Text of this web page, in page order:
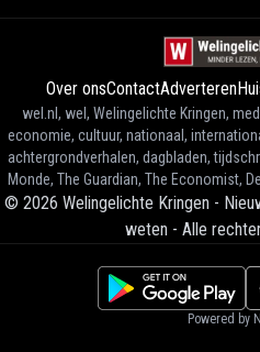
Over onsContactAdverteren
wel.nl, wel, Welingelichte Kringen,
economie, cultuur, nationaal,
achtergrondverhalen, dagbladen,
Monde, The Guardian, The Economist,
© 2026 Welingelichte Kringen -
weten - Alle
Powered by